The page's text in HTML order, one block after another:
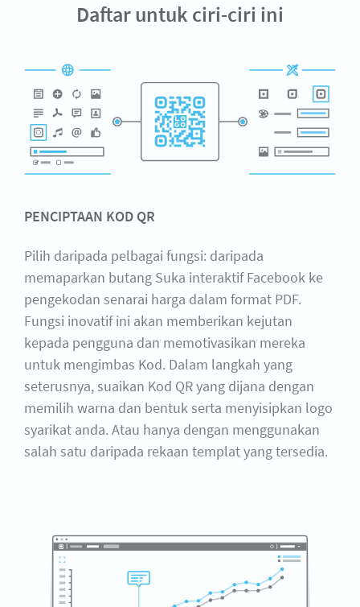
Daftar untuk ciri-ciri ini
PENCIPTAAN KOD QR
Pilih daripada pelbagai fungsi: daripada
memaparkan butang Suka interaktif Facebook ke
pengekodan senarai harga dalam format PDF.
Fungsi inovatif ini akan memberikan kejutan
kepada pengguna dan memotivasikan mereka
untuk mengimbas Kod. Dalam langkah yang
seterusnya, suaikan Kod QR yang dijana dengan
memilih warna dan bentuk serta menyisipkan logo
syarikat anda. Atau hanya dengan menggunakan
salah satu daripada rekaan templat yang tersedia.